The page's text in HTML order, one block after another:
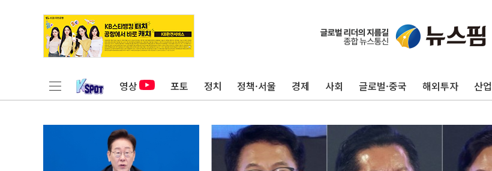
영상 포토 정치 정책·서울 경제 사회 글로벌·중국 해외투자 산업